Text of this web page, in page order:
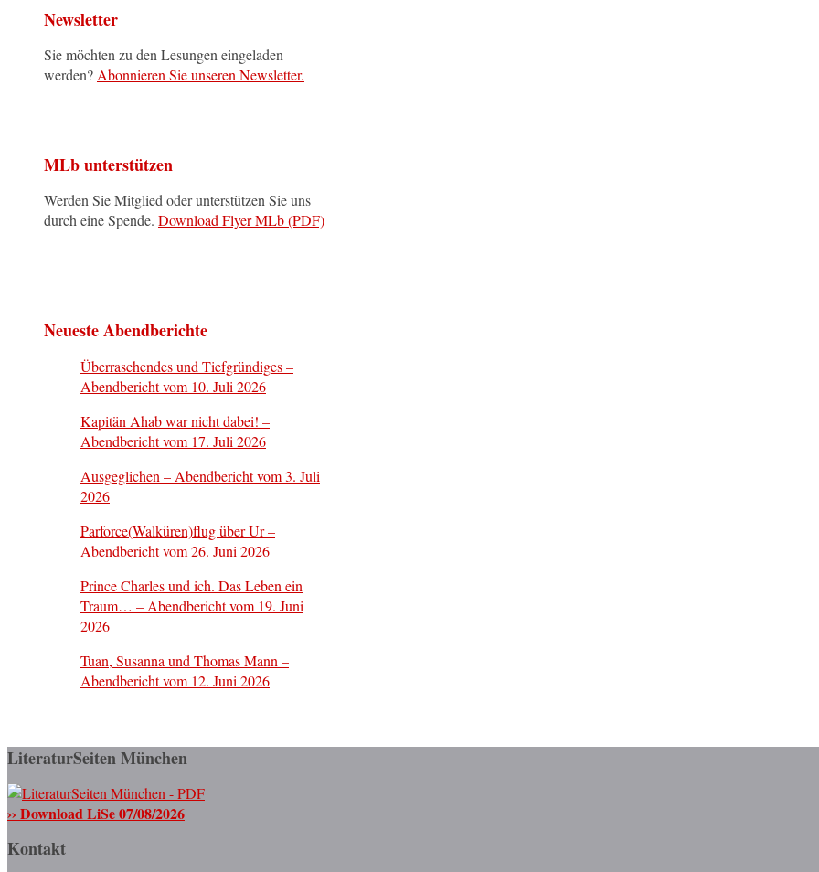
Newsletter
Sie möchten zu den Lesungen eingeladen
werden? Abonnieren Sie unseren Newsletter.
MLb unterstützen
Werden Sie Mitglied oder unterstützen Sie uns
durch eine Spende. Download Flyer MLb (PDF)
Neueste Abendberichte
Überraschendes und Tiefgründiges –
Abendbericht vom 10. Juli 2026
Kapitän Ahab war nicht dabei! –
Abendbericht vom 17. Juli 2026
Ausgeglichen – Abendbericht vom 3. Juli
2026
Parforce(Walküren)flug über Ur –
Abendbericht vom 26. Juni 2026
Prince Charles und ich. Das Leben ein
Traum… – Abendbericht vom 19. Juni
2026
Tuan, Susanna und Thomas Mann –
Abendbericht vom 12. Juni 2026
LiteraturSeiten München
›› Download LiSe 07/08/2026
Kontakt